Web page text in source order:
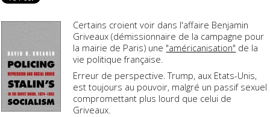
Certains croient voir dans l'affaire Benjamin
Griveaux (démissionnaire de la campagne pour
la mairie de Paris) une "américanisation" de la
vie politique française.
Erreur de perspective. Trump, aux Etats-Unis,
est toujours au pouvoir, malgré un passif sexuel
compromettant plus lourd que celui de
Griveaux.